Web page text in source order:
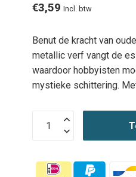
€3,59 Incl. btw
Benut de kracht van
metallic verf vangt de
waardoor hobbyisten
mystieke schittering.